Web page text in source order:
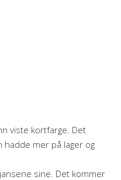
viste kortfarge. Det
hadde mer på lager og
sine. Det kommer